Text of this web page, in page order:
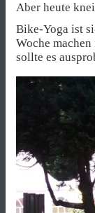
Aber heute
Bike-Yoga ist
Woche
sollte es